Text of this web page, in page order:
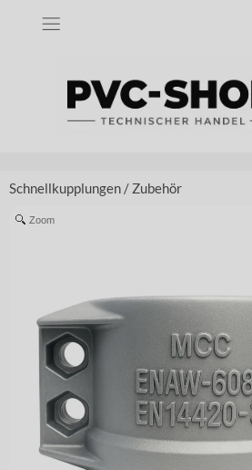
Schnellkupplungen / Zubehör
Zoom